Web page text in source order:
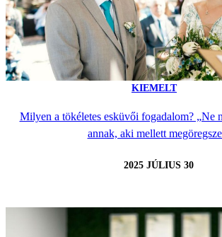
KIEMELT
Milyen a tökéletes esküvői fogadalom? „Ne
annak, aki mellett
2025 JÚLIUS 30